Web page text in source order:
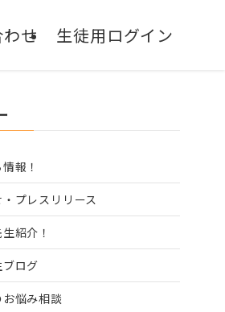
せ 生徒用ログイン
報！
プレスリリース
紹介！
ログ
悩み相談